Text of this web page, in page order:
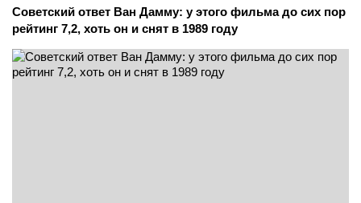
Советский ответ Ван Дамму: у этого фильма до сих пор
рейтинг 7,2, хоть он и снят в 1989 году